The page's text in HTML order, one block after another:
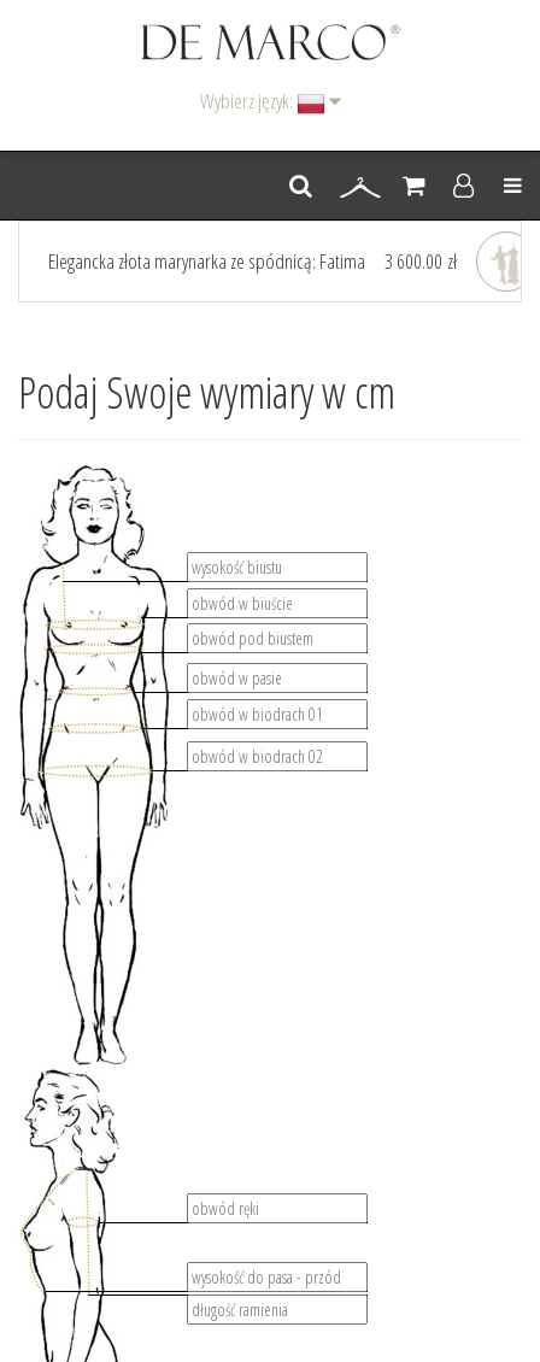
Wybierz język:
Menu
Elegancka złota marynarka ze spódnicą: Fatima 3 600.00 zł
Podaj Swoje wymiary w cm